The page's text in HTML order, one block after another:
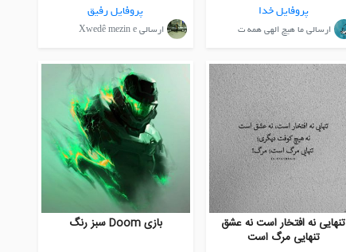
پروفایل خدا
ارسالی ما هیچ الهی همه ت
پروفایل رفیق
ارسالی Xwedê mezin e
تنهایی نه افتخار است نه عشق
تنهایی مرگ است
بازی Doom سبز رنگ